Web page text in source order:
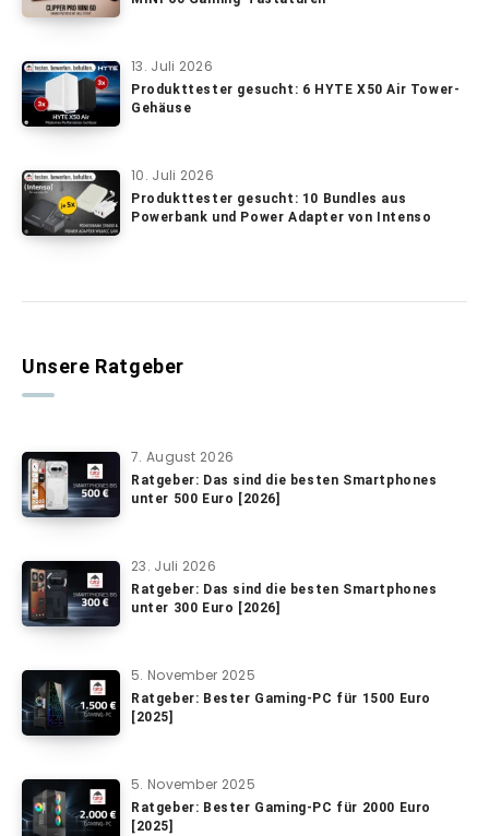
13. Juli 2026
Produkttester gesucht: 6 HYTE X50 Air Tower-
Gehäuse
10. Juli 2026
Produkttester gesucht: 10 Bundles aus
Powerbank und Power Adapter von Intenso
Unsere Ratgeber
7. August 2026
Ratgeber: Das sind die besten Smartphones
unter 500 Euro [2026]
23. Juli 2026
Ratgeber: Das sind die besten Smartphones
unter 300 Euro [2026]
5. November 2025
Ratgeber: Bester Gaming-PC für 1500 Euro
[2025]
5. November 2025
Ratgeber: Bester Gaming-PC für 2000 Euro
[2025]